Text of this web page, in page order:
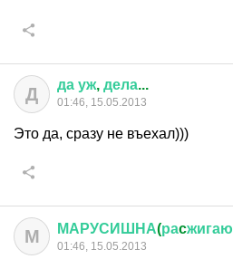
Д да уж, дела...
01:46, 15.05.2013
Это да, сразу не въехал)))
М МАРУСИШНА(раcжигаю
01:46, 15.05.2013